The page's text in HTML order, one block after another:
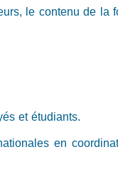
le contenu de
et étudiants.
en